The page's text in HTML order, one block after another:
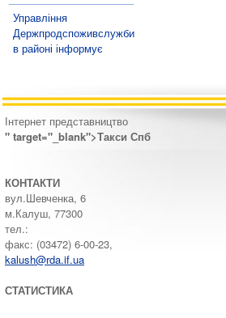
Управління
Держпродспоживслужби
в районі інформує
Інтернет представництво
" target="_blank">Такси Спб
КОНТАКТИ
вул.Шевченка, 6
м.Калуш, 77300
тел.:
факс: (03472) 6-00-23,
kalush@rda.if.ua
СТАТИСТИКА